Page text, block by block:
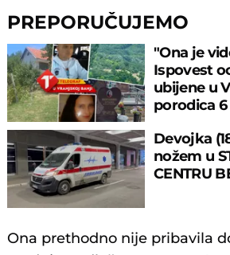
PREPORUČUJEMO
"Ona je
Ispovest
ubijene u
porodica
Devojka
nožem u
CENTRU
Ona prethodno nije pribavila